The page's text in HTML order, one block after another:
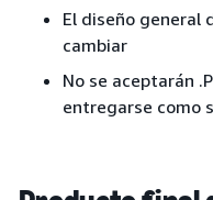
El diseño general
cambiar
No se aceptarán
entregarse como